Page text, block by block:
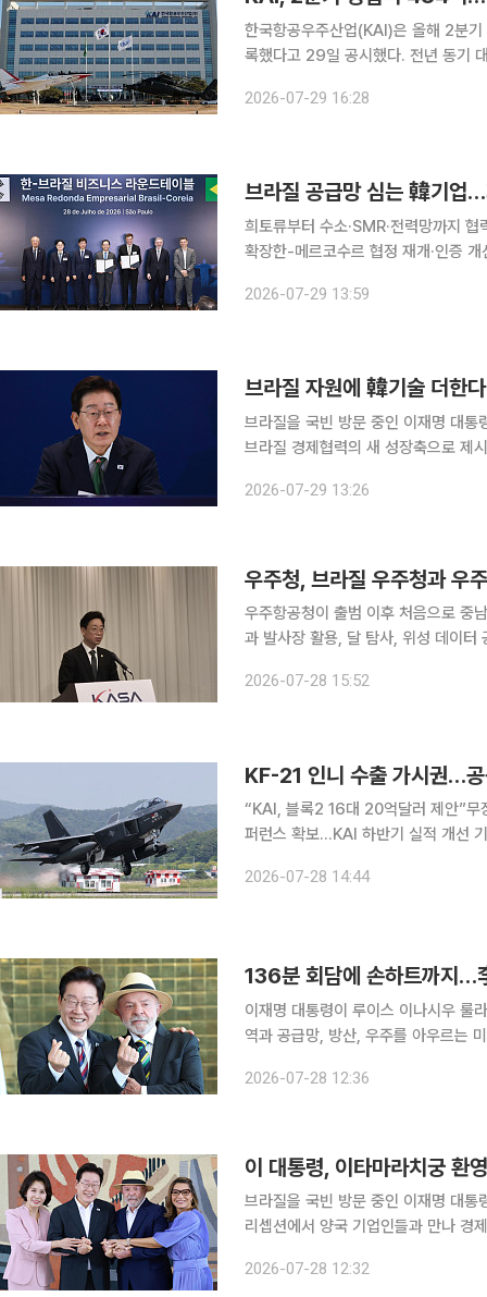
한국항공우주산업(KAI)은 올해 2분
록했다고 29일 공시했다. 전년 동기
소형무장헬기(LAH)의 일시적인 공급
2026-07-29 16:28
브라질 공급망 심는 韓기업
희토류부터 수소·SMR·전력망까지
확장한-메르코수르 협정 재개·인증 개선 등 제도 지원도 요
섰다. 단순한 원료 구매나 제품 수출
2026-07-29 13:59
브라질 자원에 韓기술 더한
브라질을 국빈 방문 중인 이재명 대통
브라질 경제협력의 새 성장축으로 제
이다. 이 대통령은 28일(현지시간)
2026-07-29 13:26
우주청, 브라질 우주청과 우
우주항공청이 출범 이후 처음으로 중
과 발사장 활용, 달 탐사, 위성 데이터 공유
청 간 평화적 우주 이용을 위한 협력
2026-07-28 15:52
KF-21 인니 수출 가시권…공
“KAI, 블록2 16대 20억달러 제안”무
퍼런스 확보…KAI 하반기 실적 개선 기대 한국형 전투기(KF-21)의 첫 해외 고객이 인도네
출 계약이 가시권에 들어왔다는 평가
2026-07-28 14:44
136분 회담에 손하트까지…
이재명 대통령이 루이스 이나시우 룰
역과 공급망, 방산, 우주를 아우르는
을 정했다면 상파울루에서는 현지 기
2026-07-28 12:36
브라질을 국빈 방문 중인 이재명 대
리셉션에서 양국 기업인들과 만나 경
이나시우 룰라 다시우바 대통령과 잔
2026-07-28 12:32